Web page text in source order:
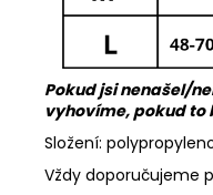
Pokud jsi nenašel/
vyhovíme, pokud to
Složení:
Vždy doporučujeme